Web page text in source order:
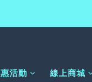
活動 線上商城